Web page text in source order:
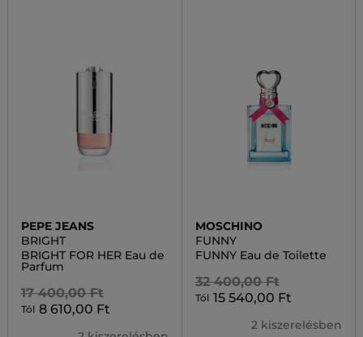
PEPE JEANS
BRIGHT
BRIGHT FOR HER Eau de
Parfum
17 400,00 Ft
Tól 8 610,00 Ft
MOSCHINO
FUNNY
FUNNY Eau de Toilette
32 400,00 Ft
Tól 15 540,00 Ft
2 kiszerelésben